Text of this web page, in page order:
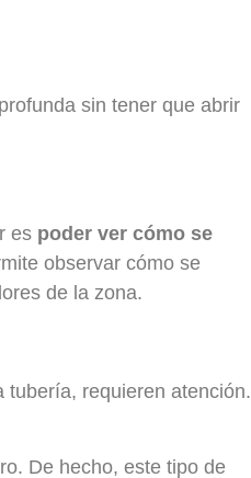
sin tener que abrir
es poder ver cómo se
observar cómo se
de la zona.
tubería, requieren atención.
De hecho, este tipo de